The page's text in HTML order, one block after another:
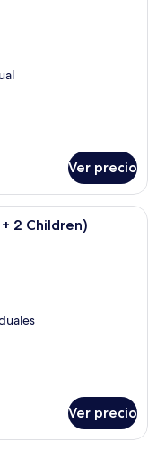
Ver precio
con una mesa redonda y
2 Children)
Ver precio